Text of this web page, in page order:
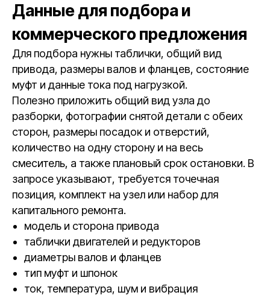
Данные для подбора и
коммерческого предложения
Для подбора нужны таблички, общий вид
привода, размеры валов и фланцев, состояние
муфт и данные тока под нагрузкой.
Полезно приложить общий вид узла до
разборки, фотографии снятой детали с обеих
сторон, размеры посадок и отверстий,
количество на одну сторону и на весь
смеситель, а также плановый срок остановки. В
запросе указывают, требуется точечная
позиция, комплект на узел или набор для
капитального ремонта.
модель и сторона привода
таблички двигателей и редукторов
диаметры валов и фланцев
тип муфт и шпонок
ток, температура, шум и вибрация